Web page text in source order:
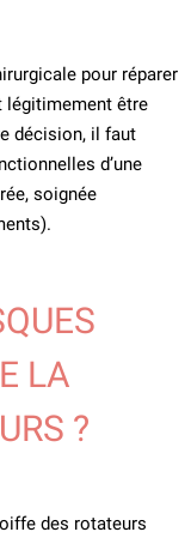
pour réparer
légitimement être
décision, il faut
d’une
soignée
LA
?
des rotateurs